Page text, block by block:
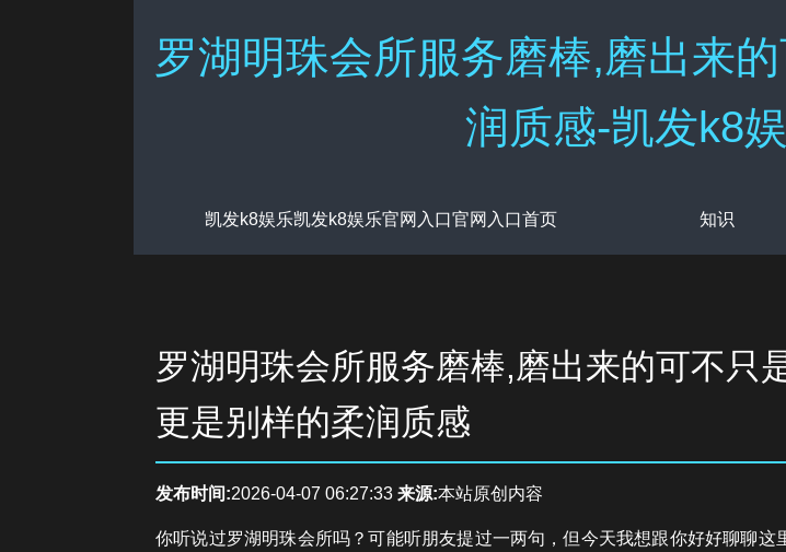
罗湖明珠会所服务磨棒,磨出来
润质感-凯发k8
凯发k8娱乐凯发k8娱乐官网入口官网入口首页 知识
罗湖明珠会所服务磨棒,磨出来的可不只
更是别样的柔润质感
发布时间:2026-04-07 06:27:33 来源:本站原创内容
你听说过罗湖明珠会所吗？可能听朋友提过一两句，但今天我想跟你好好聊聊这